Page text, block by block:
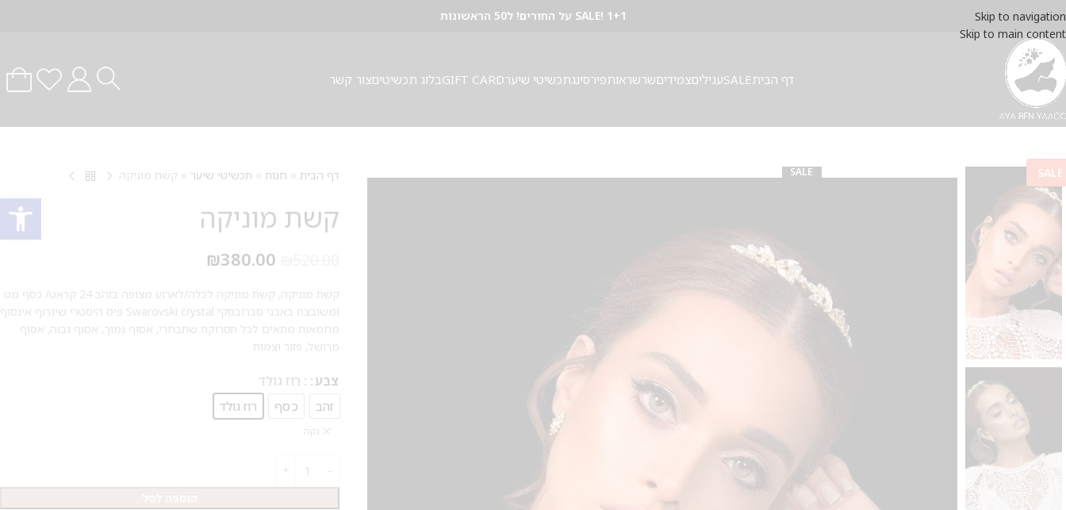
פתח
Skip to navigation
Skip to main content
SALE! 1+1 על החורים! ל50 הראשונות
דף הביתSALEעגיליםצמידיםשרשראותפירסינגתכשיטי שיערGIFT CARDבלוג תכשיטיםצור קשר
SALE SALE דף הבית » חנות » תכשיטי שיער » קשת מוניקה
קשת מוניקה
₪380.00
קשת מוניקה, קשת מוניקה לכלה/לארוע מצופה בזהב 24 קראט/ כסף מט
ומשובצת באבני סברובסקי Swarovski crystal פיס היסטרי שיגרוף אינסוף
מחמאות מתאים לכל תסרוקת שתבחרי, אסוף נמוך, אסוף גבוה, אסוף
מרושל, פזור וצמות
צבע : רוז גולד
זהב
כסף רוז גולד
נקה